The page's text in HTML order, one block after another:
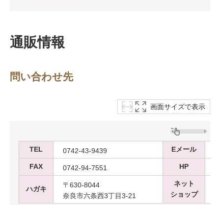
通販情報
問い合わせ先
画面サイズで表示
TEL 0742-43-9439 Eメール
FAX
0742-94-7551 HP
ハガキ
〒630-8044
奈良市六条西3丁目3-21
ネット
ショップ